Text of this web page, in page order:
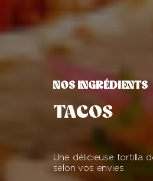
NOS INGRÉDIENTS
TACOS
Une délicieuse tortilla
selon vos envies